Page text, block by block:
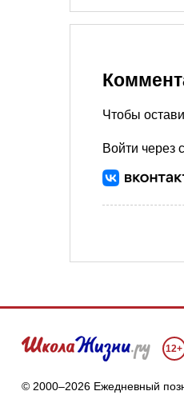
Чтобы
Войти через
12+
© 2000–2026 Ежедневный